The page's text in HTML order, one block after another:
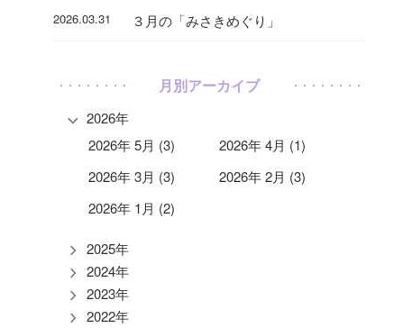
2026.03.31 ３月の「みさきめぐり」
月別アーカイブ
2026年
2026年 5月 (3)
2026年 4月 (1)
2026年 3月 (3)
2026年 2月 (3)
2026年 1月 (2)
2025年
2024年
2023年
2022年